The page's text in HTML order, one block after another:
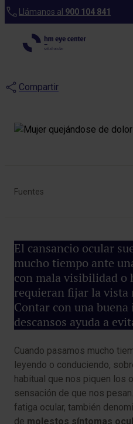
Llámanos al 900 104 841
Blog
¿Qué
aliviar el
Compartir
El cansancio ocular
mucho tiempo ante
con mala visibilidad o
requieran fijar la vista
Contar con una
descansos ayuda a
Cuando pasamos mucho
leyendo o conduciendo,
habitual que nos piquen los
sensación de que nos
fatiga ocular, también
de molestos síntomas
Fuentes